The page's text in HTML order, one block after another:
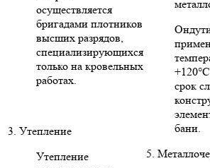
осуществляется
бригадами плотников
высших разрядов,
специализирующихся
только на кровельных
работах.
3. Утепление
Утепление
срок
бани.
5.